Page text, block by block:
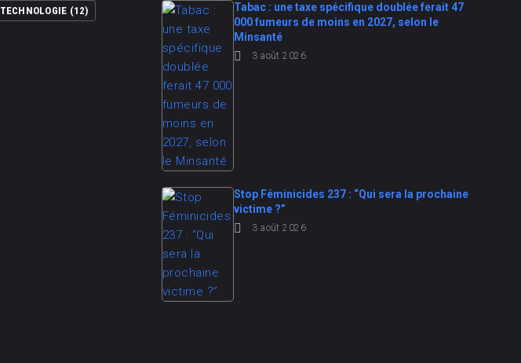
TECHNOLOGIE (12)
Tabac : une taxe spécifique doublée ferait 47
000 fumeurs de moins en 2027, selon le
Minsanté
3 août 2026
Stop Féminicides 237 : “Qui sera la prochaine
victime ?”
3 août 2026